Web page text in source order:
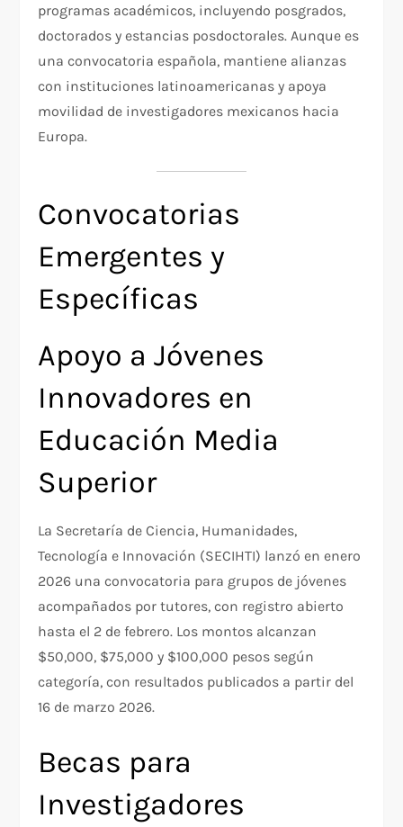
programas académicos, incluyendo posgrados,
doctorados y estancias posdoctorales. Aunque es
una convocatoria española, mantiene alianzas
con instituciones latinoamericanas y apoya
movilidad de investigadores mexicanos hacia
Europa.​
Convocatorias
Emergentes y
Específicas
Apoyo a Jóvenes
Innovadores en
Educación Media
Superior
La Secretaría de Ciencia, Humanidades,
Tecnología e Innovación (SECIHTI) lanzó en enero
2026 una convocatoria para grupos de jóvenes
acompañados por tutores, con registro abierto
hasta el 2 de febrero. Los montos alcanzan
$50,000, $75,000 y $100,000 pesos según
categoría, con resultados publicados a partir del
16 de marzo 2026.​
Becas para
Investigadores